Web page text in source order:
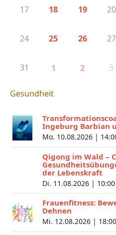
17 18 19 20
24 25 26 27
31 1 2 3
Gesundheit
Ingeburg Barbian
Mo. 10.08.2026 |
Qigong im Wald –
der Lebenskraft
Di. 11.08.2026 |
Frauenfitness:
Dehnen
Mi. 12.08.2026 |